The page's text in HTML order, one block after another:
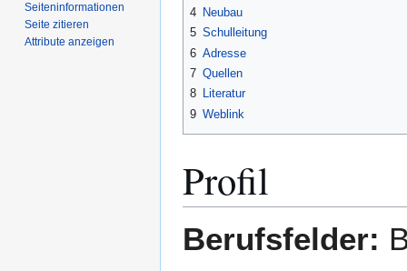
4 Neubau
5 Schulleitung
6 Adresse
7 Quellen
8 Literatur
9 Weblink
Profil
Berufsfelder:
Seiten­­informationen
Seite zitieren
Attribute anzeigen